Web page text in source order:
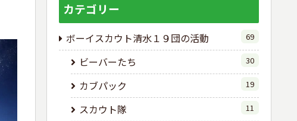
カテゴリー
ボーイスカウト清水１９団の活動 69
ビーバーたち 30
カブパック 19
スカウト隊 11